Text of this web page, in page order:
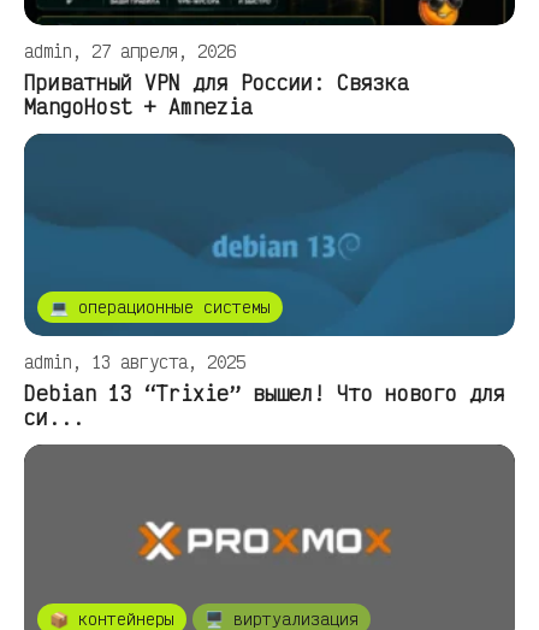
admin, 27 апреля, 2026
Приватный VPN для России: Связка
MangoHost + Amnezia
💻 операционные системы
admin, 13 августа, 2025
Debian 13 “Trixie” вышел! Что нового для
си...
📦 контейнеры 🖥️ виртуализация